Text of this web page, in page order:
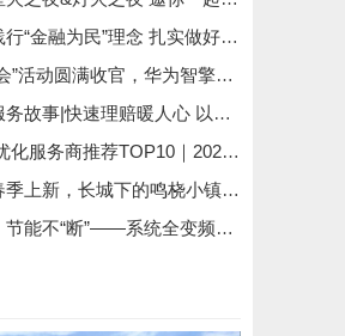
融为民”理念 扎实做好金融消保服务
满收官，华为智擎与擎友共同定义一辆好车
事|快速理赔暖人心 以爱之名传希望
推荐TOP10｜2026年福州企业AI全域推广选型指南
新，长城下的鸣桡小镇-花神季！
断”——系统全变频控制解救中央空调能耗大户